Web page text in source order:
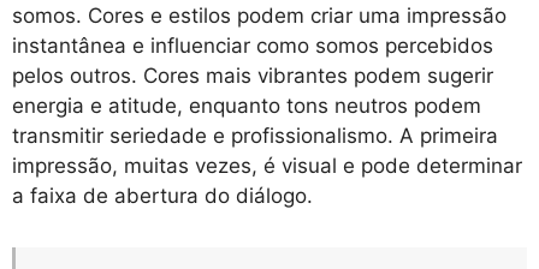
somos. Cores e estilos podem criar uma impressão
instantânea e influenciar como somos percebidos
pelos outros. Cores mais vibrantes podem sugerir
energia e atitude, enquanto tons neutros podem
transmitir seriedade e profissionalismo. A primeira
impressão, muitas vezes, é visual e pode determinar
a faixa de abertura do diálogo.